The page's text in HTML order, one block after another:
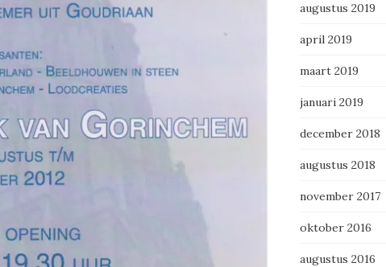
augustus 2019
april 2019
maart 2019
januari 2019
december 2018
augustus 2018
november 2017
oktober 2016
augustus 2016